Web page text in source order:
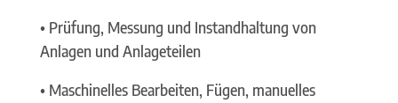
• Prüfung, Messung und Instandhaltung von
Anlagen und Anlageteilen
• Maschinelles Bearbeiten, Fügen, manuelles